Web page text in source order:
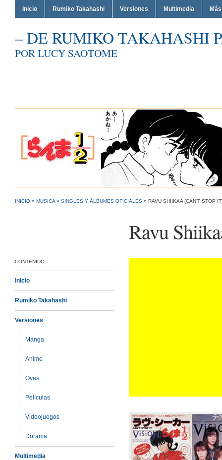
Inicio Rumiko Takahashi Versiones Multimedia
– DE RUMIKO TAKAHASHI
POR LUCY SAOTOME
INICIO » MÚSICA » SINGLES Y ÁLBUMES OFICIALES » RAVU SHIIKAA (CAN’T STOP
Ravu
CONTENIDO
Inicio
Rumiko Takahashi
Versiones
Manga
Anime
Ovas
Películas
Videojuegos
Dorama
Multimedia